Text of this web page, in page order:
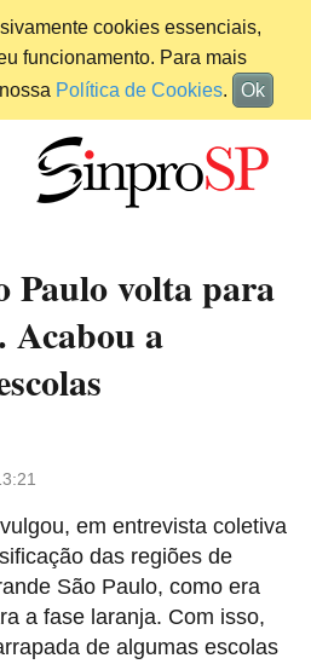
cookies essenciais,
funcionamento. Para mais
Política de Cookies. Ok
Paulo volta para
Acabou a
em entrevista coletiva
das regiões de
São Paulo, como era
a fase laranja. Com isso,
de algumas escolas